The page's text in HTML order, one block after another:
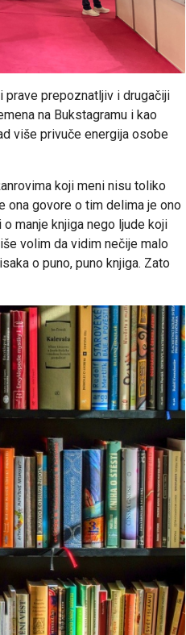
prave prepoznatljiv i drugačiji
na Bukstagramu i kao
više privuče energija osobe
koji meni nisu toliko
ona govore o tim delima je ono
manje knjiga nego ljude koji
volim da vidim nečije malo
o puno, puno knjiga. Zato